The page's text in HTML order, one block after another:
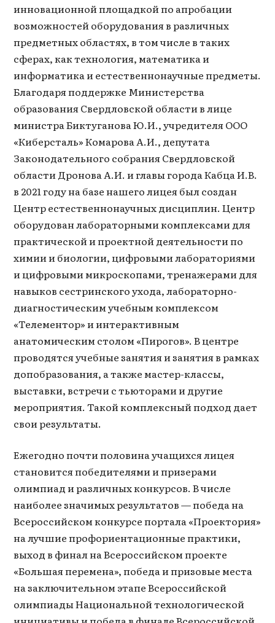
инновационной площадкой по апробации
возможностей оборудования в различных
предметных областях, в том числе в таких
сферах, как технология, математика и
информатика и естественнонаучные предметы.
Благодаря поддержке Министерства
образования Свердловской области в лице
министра Биктуганова Ю.И., учредителя ООО
«Киберсталь» Комарова А.И., депутата
Законодательного собрания Свердловской
области Дронова А.И. и главы города Кабца И.В.
в 2021 году на базе нашего лицея был создан
Центр естественнонаучных дисциплин. Центр
оборудован лабораторными комплексами для
практической и проектной деятельности по
химии и биологии, цифровыми лабораториями
и цифровыми микроскопами, тренажерами для
навыков сестринского ухода, лабораторно-
диагностическим учебным комплексом
«Телементор» и интерактивным
анатомическим столом «Пирогов». В центре
проводятся учебные занятия и занятия в рамках
допобразования, а также мастер-классы,
выставки, встречи с тьюторами и другие
мероприятия. Такой комплексный подход дает
свои результаты.
Ежегодно почти половина учащихся лицея
становится победителями и призерами
олимпиад и различных конкурсов. В числе
наиболее значимых результатов — победа на
Всероссийском конкурсе портала «Проектория»
на лучшие профориентационные практики,
выход в финал на Всероссийском проекте
«Большая перемена», победа и призовые места
на заключительном этапе Всероссийской
олимпиады Национальной технологической